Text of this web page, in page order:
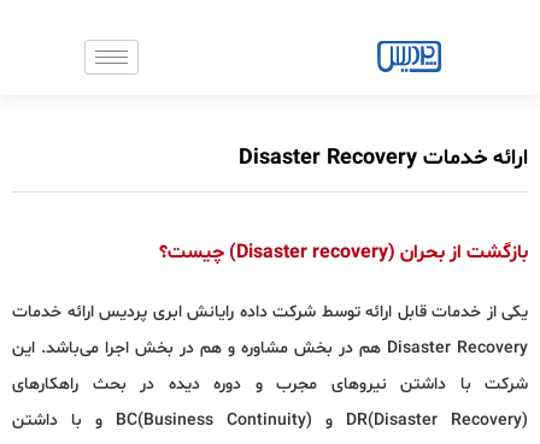
ارائه خدمات Disaster Recovery
بازگشت از بحران (Disaster recovery) چیست؟
یکی از خدمات قابل ارائه توسط شرکت داده رایانش ابری پردیس ارائه خدمات
Disaster Recovery هم در بخش مشاوره و هم در بخش اجرا می‌باشد. این
شرکت با داشتن نیروهای مجرب و دوره دیده در بحث راهکارهای
(DR(Disaster Recovery و (BC(Business Continuity و با داشتن